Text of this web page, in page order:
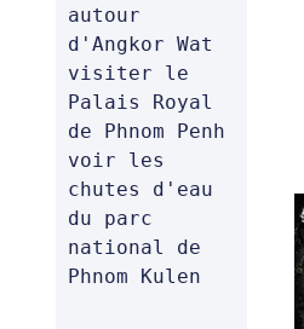
autour
d'Angkor Wat
visiter le
Palais Royal
de Phnom Penh
voir les
chutes d'eau
du parc
national de
Phnom Kulen